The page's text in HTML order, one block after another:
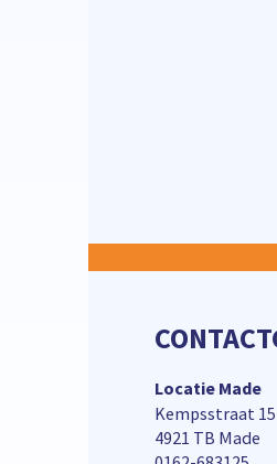
Locatie Made
Kempsstraat 15
4921 TB Made